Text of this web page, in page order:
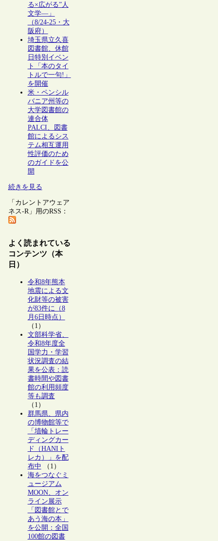
る×広がる”人
文学―」
（8/24-25・大
阪府）
埼玉県立久喜
図書館、休館
日特別イベン
ト「本のタイ
トルで一句!」
を開催
米・ペンシル
バニア州等の
大学図書館の
連合体
PALCI、図書
館によるシス
テム相互運用
性評価のため
のガイドを公
開
続きを見る
「カレントアウェア
ネス-R」用のRSS：
よく読まれている
コンテンツ（本
日）
令和8年熊本
地震による文
化財等の被害
が83件に（8
月6日時点）
（1）
文部科学省、
令和8年度全
国学力・学習
状況調査の結
果を公表：読
書時間や図書
館の利用頻度
等も調査
（1）
群馬県、県内
の博物館等で
「埴輪トレー
ディングカー
ド（HANIト
レカ）」を配
布中 （1）
海をつなぐミ
ュージアム
MOON、オン
ライン展示
「図書館とで
あう海の本」
を公開：全国
100館の図書